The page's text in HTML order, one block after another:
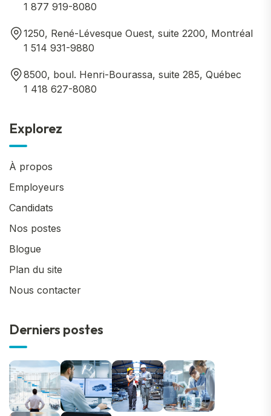
1 877 919-8080
1250, René-Lévesque Ouest, suite 2200, Montréal
1 514 931-9880
8500, boul. Henri-Bourassa, suite 285, Québec
1 418 627-8080
Explorez
À propos
Employeurs
Candidats
Nos postes
Blogue
Plan du site
Nous contacter
Derniers postes